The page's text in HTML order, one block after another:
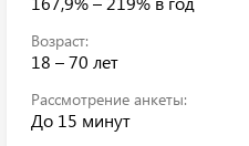
Возраст:
18 – 70 лет
Рассмотрение анкеты:
До 15 минут